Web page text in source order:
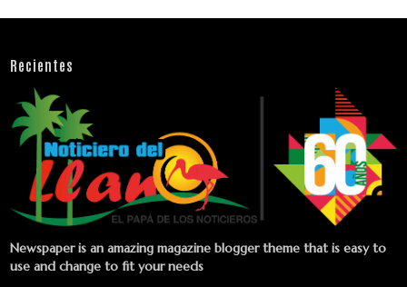
Recientes
Newspaper is an amazing magazine blogger theme that is easy to
use and change to fit your needs